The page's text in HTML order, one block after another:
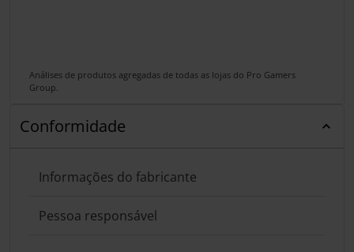
Análises de produtos agregadas de todas as lojas do Pro Gamers
Group.
Conformidade
Informações do fabricante
Pessoa responsável